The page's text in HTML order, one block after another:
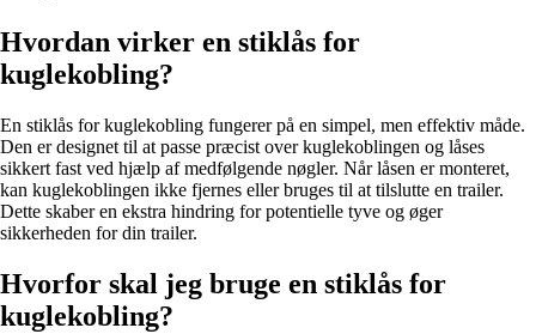
Hvordan virker en stiklås for
kuglekobling?
En stiklås for kuglekobling fungerer på en simpel, men effektiv måde.
Den er designet til at passe præcist over kuglekoblingen og låses
sikkert fast ved hjælp af medfølgende nøgler. Når låsen er monteret,
kan kuglekoblingen ikke fjernes eller bruges til at tilslutte en trailer.
Dette skaber en ekstra hindring for potentielle tyve og øger
sikkerheden for din trailer.
Hvorfor skal jeg bruge en stiklås for
kuglekobling?